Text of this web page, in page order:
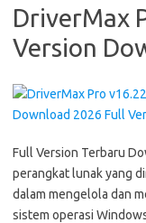
DriverMax
Version
Full Version Terbaru
perangkat lunak yang
dalam mengelola dan
sistem operasi